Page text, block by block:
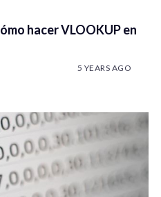
hacer VLOOKUP en
5 YEARS AGO